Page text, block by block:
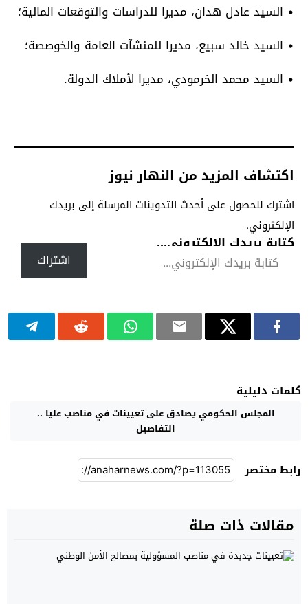
• السيد عادل هدان، مديرا للدراسات والتوقعات المالية؛
• السيد خالد سبيع، مديرا للمنشآت العامة والخوصصة؛
• السيد محمد الخرمودي، مديرا لأملاك الدولة.
اكتشاف المزيد من النهار نيوز
اشترك للحصول على أحدث التدوينات المرسلة إلى بريدك
الإلكتروني.
كتابة بريدك الإلكتروني...
اشتراك
كلمات دليلية
المجلس الحكومي يصادق على تعيينات في مناصب عليا ..
التفاصيل
رابط مختصر
مقالات ذات صلة